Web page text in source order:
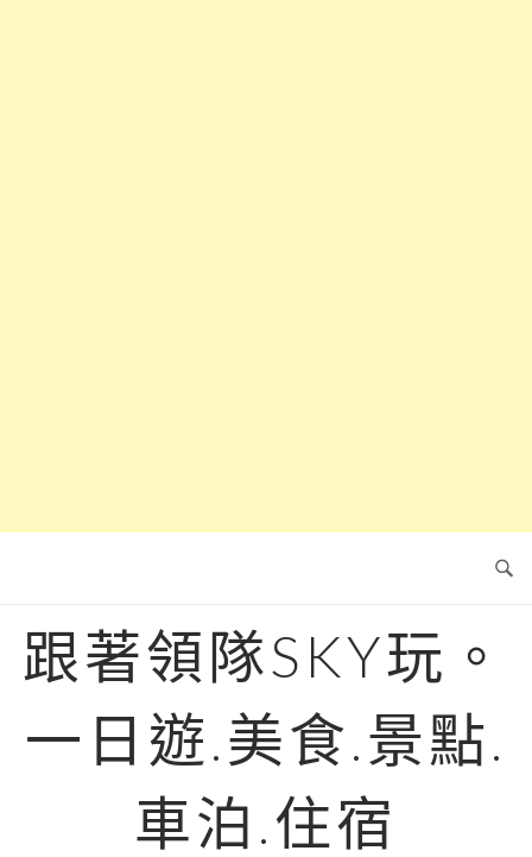
跟著領隊SKY玩。
一日遊.美食.景點.
車泊.住宿